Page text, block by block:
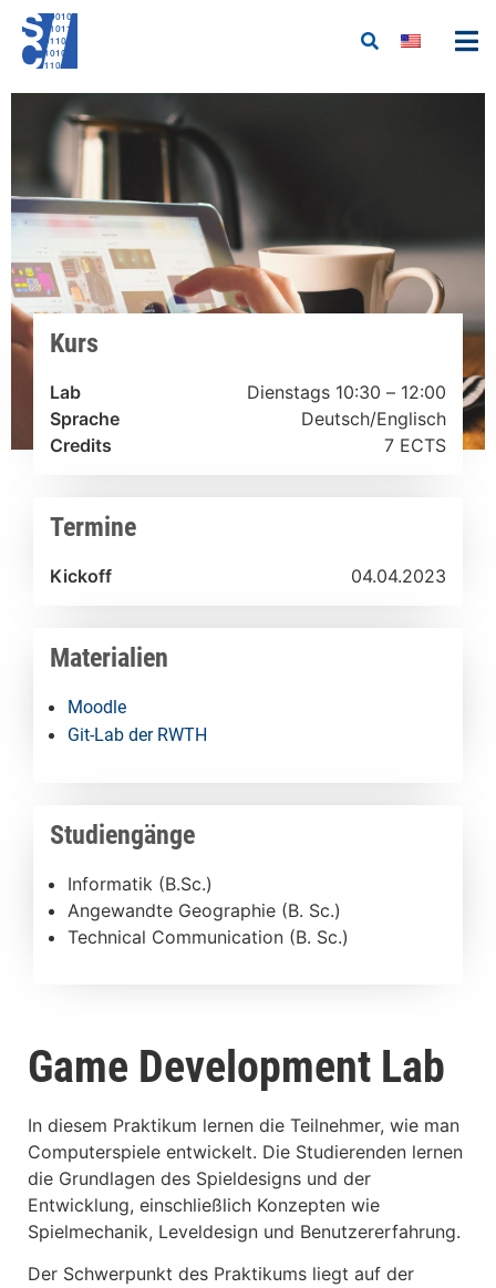
Game Development Lab
In diesem Praktikum lernen die Teilnehmer, wie man
Computerspiele entwickelt. Die Studierenden lernen
die Grundlagen des Spieldesigns und der
Entwicklung, einschließlich Konzepten wie
Spielmechanik, Leveldesign und Benutzererfahrung.
Der Schwerpunkt des Praktikums liegt auf der
Kurs
Lab
Dienstags 10:30 – 12:00
Sprache
Deutsch/Englisch
Credits
7 ECTS
Termine
Kickoff 04.04.2023
Materialien
Moodle
Git-Lab der RWTH
Studiengänge
Informatik (B.Sc.)
Angewandte Geographie (B. Sc.)
Technical Communication (B. Sc.)